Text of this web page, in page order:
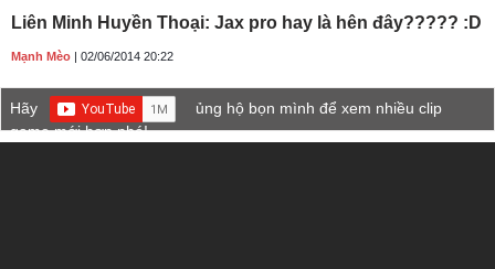
Liên Minh Huyền Thoại: Jax pro hay là hên đây????? :D
Mạnh Mèo | 02/06/2014 20:22
Hãy
ủng hộ bọn mình để xem nhiều clip
game mới hơn nhé!